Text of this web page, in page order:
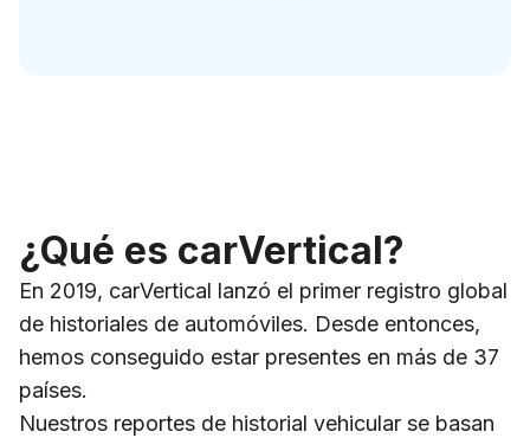
¿Qué es carVertical?
En 2019, carVertical lanzó el primer registro global
de historiales de automóviles. Desde entonces,
hemos conseguido estar presentes en más de 37
países.
Nuestros reportes de historial vehicular se basan